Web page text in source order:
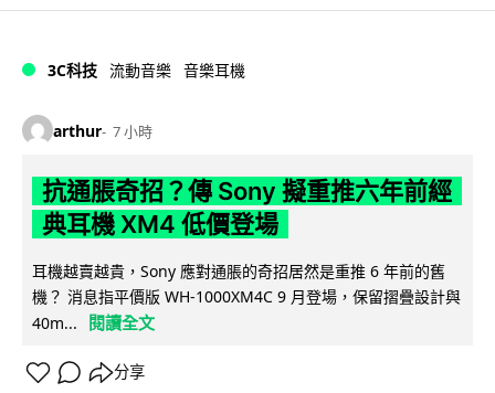
3C科技 流動音樂 音樂耳機
arthur 7 小時
抗通脹奇招？傳 Sony 擬重推六年前經
典耳機 XM4 低價登場
耳機越賣越貴，Sony 應對通脹的奇招居然是重推 6 年前的舊
機？ 消息指平價版 WH-1000XM4C 9 月登場，保留摺疊設計與
40m...
閱讀全文
分享